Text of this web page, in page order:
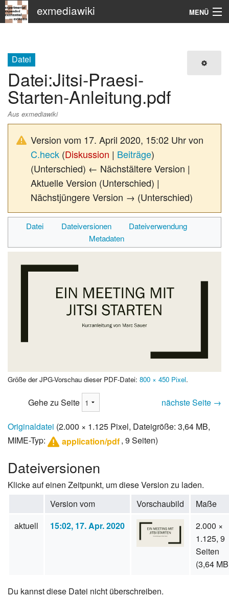
exmediawiki MENÜ
KHM
Suche
Datei
Datei:Jitsi-Praesi-
Starten-Anleitung.pdf
Aus exmediawiki
Version vom 17. April 2020, 15:02 Uhr von
C.heck (Diskussion | Beiträge)
(Unterschied) ← Nächstältere Version |
Aktuelle Version (Unterschied) |
Nächstjüngere Version → (Unterschied)
Datei Dateiversionen
Dateiverwendung
Metadaten
Größe der JPG-Vorschau dieser PDF-Datei: 800 × 450 Pixel.
Gehe zu Seite nächste Seite →
Originaldatei (2.000 × 1.125 Pixel, Dateigröße: 3,64 MB,
MIME-Typ:
application/pdf, 9 Seiten)
Dateiversionen
Klicke auf einen Zeitpunkt, um diese Version zu laden.
Version vom
Vorschaubild
Maße
aktuell
15:02, 17. Apr. 2020
2.000 ×
1.125, 9
Seiten
(3,64
Du kannst diese Datei nicht überschreiben.